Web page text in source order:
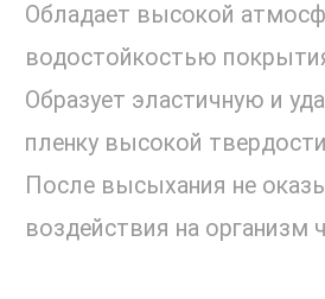
Обладает высокой
водостойкостью
Образует эластичную и
пленку высокой
После высыхания не
воздействия на организм